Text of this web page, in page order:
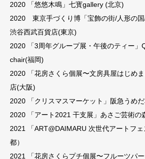
2020 「悠悠木鳴」七寳gallery (北京)
2020 東京手づくり博「宝飾の街/人形の国/
渋谷西武百貨店(東京)
2020 「3周年グループ展・午後のティー」
chair(福岡)
2020 「花房さくら個展〜文房具屋はじめ
店(大阪)
2020 「クリスマスマーケット」阪急うめだ
2020 「アート2021 干支展」あさご芸術の
2021 「ART@DAIMARU 次世代アートフ
都）
2021 「花房さくらプチ個展〜フルーツパ